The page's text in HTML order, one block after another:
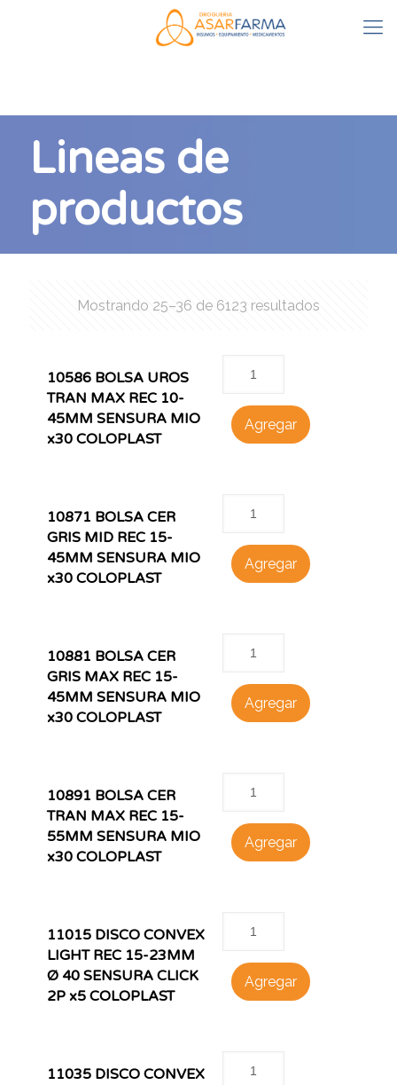
Lineas de
productos
Mostrando 25–36 de 6123 resultados
10586 BOLSA UROS
TRAN MAX REC 10-
45MM SENSURA MIO
x30 COLOPLAST
Agregar
10871 BOLSA CER
GRIS MID REC 15-
45MM SENSURA MIO
x30 COLOPLAST
Agregar
10881 BOLSA CER
GRIS MAX REC 15-
45MM SENSURA MIO
x30 COLOPLAST
Agregar
10891 BOLSA CER
TRAN MAX REC 15-
55MM SENSURA MIO
x30 COLOPLAST
Agregar
11015 DISCO CONVEX
LIGHT REC 15-23MM
Ø 40 SENSURA CLICK
2P x5 COLOPLAST
Agregar
11035 DISCO CONVEX